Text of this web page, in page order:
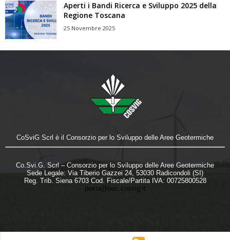
Aperti i Bandi Ricerca e Sviluppo 2025 della
Regione Toscana
25 Novembre 2025
CoSviG Scrl è il Consorzio per lo Sviluppo delle Aree Geotermiche
Co.Svi.G. Scrl – Consorzio per lo Sviluppo delle Aree Geotermiche
Sede Legale: Via Tiberio Gazzei 24, 53030 Radicondoli (SI)
Reg. Trib. Siena 6703 Cod. Fiscale/Partita IVA: 00725800528
posta@pec.cosvig.it